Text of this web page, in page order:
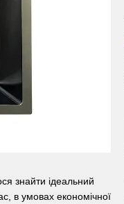
знайти ідеальний
в умовах економічної